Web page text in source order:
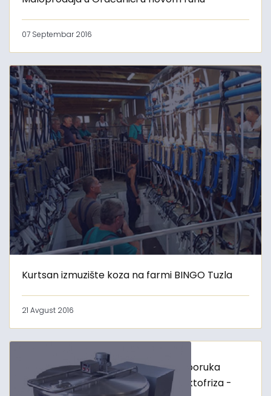
07 Septembar 2016
Kurtsan izmuzište koza na farmi BINGO Tuzla
21 Avgust 2016
Isporuka
laktofriza -